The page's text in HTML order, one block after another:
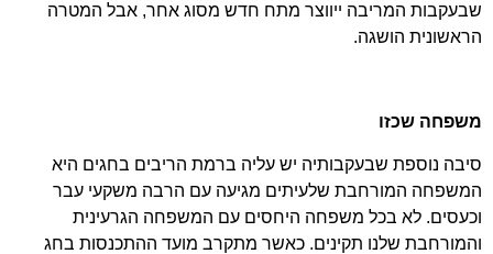
שבעקבות המריבה ייווצר מתח חדש מסוג אחר, אבל המטרה
הראשונית הושגה.
משפחה שכזו
סיבה נוספת שבעקבותיה יש עליה ברמת הריבים בחגים היא
המשפחה המורחבת שלעיתים מגיעה עם הרבה משקעי עבר
וכעסים. לא בכל משפחה היחסים עם המשפחה הגרעינית
והמורחבת שלנו תקינים. כאשר מתקרב מועד ההתכנסות בחג